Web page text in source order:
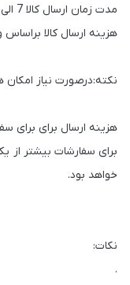
مدت زمان ارسال کالا 7 الی 21 روز کاری می باشد.
هزینه ارسال کالا
نکته:درصورت نیاز
هزینه ارسال برای برای
برای ‏سفارشات بیشتر از
خواهد بود.‏
نکات:
.‎